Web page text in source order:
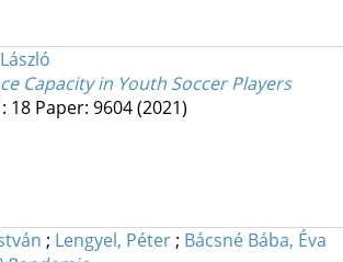
Capacity in Youth Soccer Players
18 Paper: 9604(2021)
; Lengyel, Péter ; Bácsné Bába, Éva